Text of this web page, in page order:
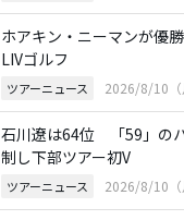
ホアキン・ニーマンが優
LIVゴルフ
ツアーニュース 2026/8/10（
石川遼は64位 「59」の
制し下部ツアー初V
ツアーニュース 2026/8/10（